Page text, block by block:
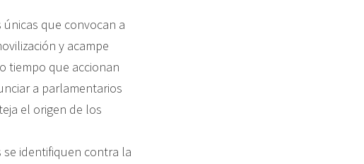
que convocan a
y acampe
tiempo que accionan
a parlamentarios
el origen de los
se identifiquen contra la